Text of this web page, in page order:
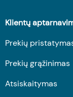
Klientų
Prekių
Prekių grąžinimas
Atsiskaitymas